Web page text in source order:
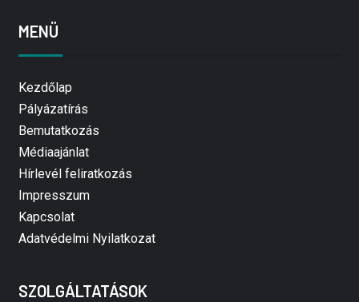
MENÜ
Kezdőlap
Pályázatírás
Bemutatkozás
Médiaajánlat
Hírlevél feliratkozás
Impresszum
Kapcsolat
Adatvédelmi Nyilatkozat
SZOLGÁLTATÁSOK